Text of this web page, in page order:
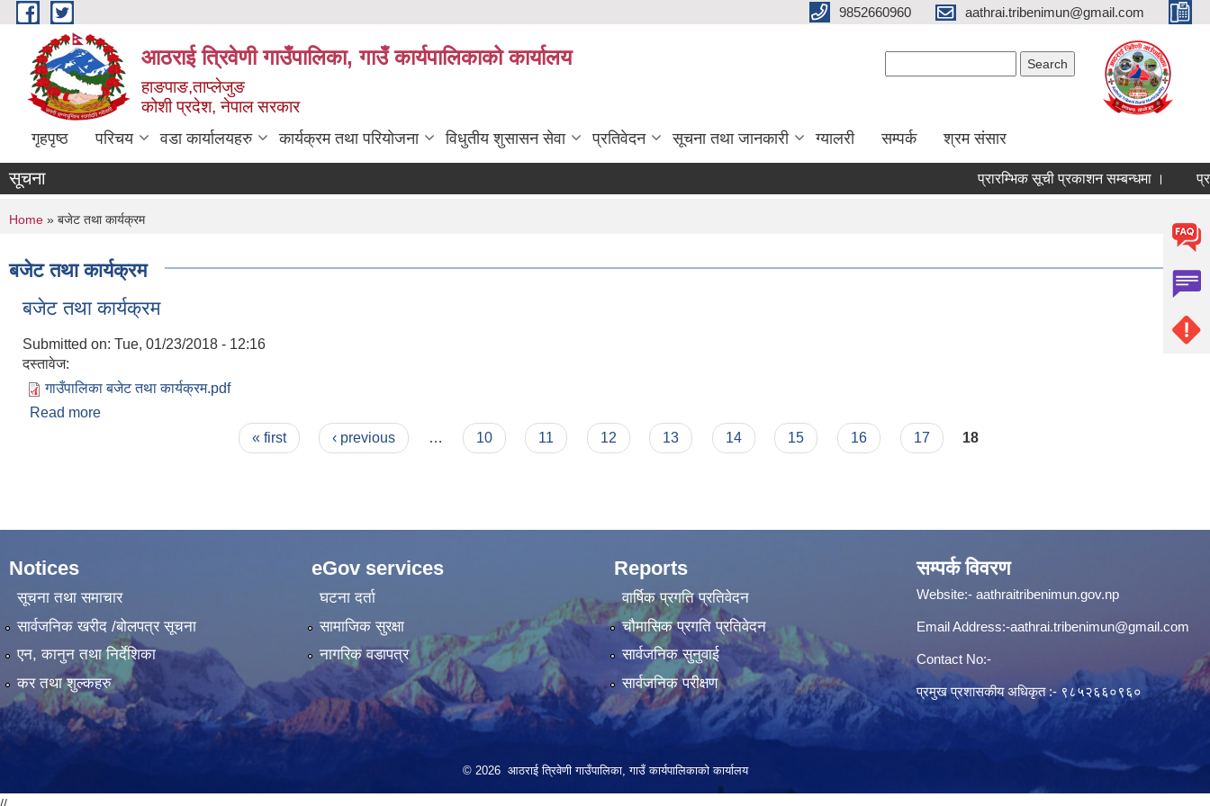
Skip to main content 9852660960 aathrai.tribenimun@gmail.com
आठराई त्रिवेणी गाउँपालिका, गाउँ कार्यपालिकाको कार्यालय
हाङपाङ,ताप्लेजुङ
कोशी प्रदेश, नेपाल सरकार
गृहपृष्ठ परिचय वडा कार्यालयहरु कार्यक्रम तथा परियोजना विधुतीय शुसासन सेवा प्रतिवेदन सूचना तथा जानकारी ग्यालरी सम्पर्क श्रम संसार
सूचना प्रारम्भिक सूची प्रकाशन सम्बन्धमा ।
You are here
Home » बजेट तथा कार्यक्रम
बजेट तथा कार्यक्रम
बजेट तथा कार्यक्रम
Submitted on: Tue, 01/23/2018 - 12:16
दस्तावेज:
गाउँपालिका बजेट तथा कार्यक्रम.pdf
Read more
« first ‹ previous … 10 11 12 13 14 15 16 17 18
Notices
सूचना तथा समाचार
सार्वजनिक खरीद /बोलपत्र सूचना
एन, कानुन तथा निर्देशिका
कर तथा शुल्कहरु
eGov services
घटना दर्ता
सामाजिक सुरक्षा
नागरिक वडापत्र
Reports
वार्षिक प्रगति प्रतिवेदन
चौमासिक प्रगति प्रतिवेदन
सार्वजनिक सुनुवाई
सार्वजनिक परीक्षण
सम्पर्क विवरण
Website:- aathraitribenimun.gov.np
Email Address:-aathrai.tribenimun@gmail.com
Contact No:-
प्रमुख प्रशासकीय अधिकृत :- ९८५२६६०९६०
© 2026 आठराई त्रिवेणी गाउँपालिका, गाउँ कार्यपालिकाको कार्यालय